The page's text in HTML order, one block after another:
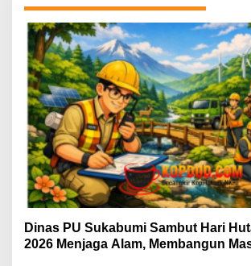
Dinas PU Sukabumi Sambut Hari
2026 Menjaga Alam, Membangun